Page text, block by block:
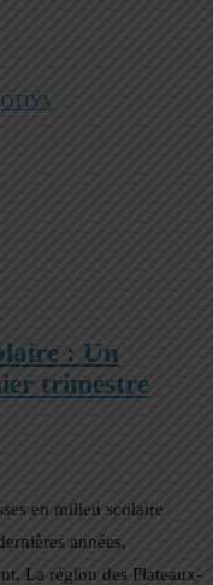
OTIYA
: Un
trimestre
en milieu scolaire
années,
La région des Plateaux-